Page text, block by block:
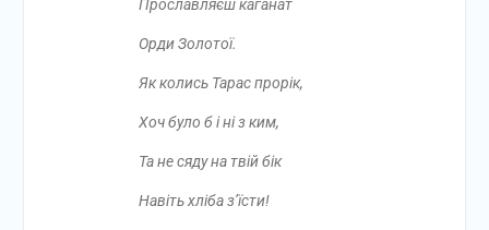
Прославляєш каганат
Орди Золотої.
Як колись Тарас прорік,
Хоч було б і ні з ким,
Та не сяду на твій бік
Навіть хліба з’їсти!